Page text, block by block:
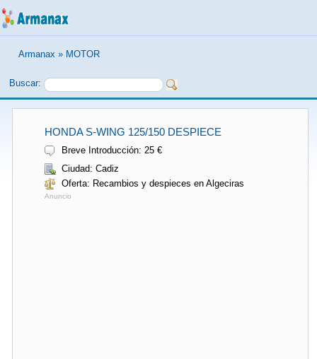
Armanax » MOTOR
Buscar:
HONDA S-WING 125/150 DESPIECE
Breve Introducción: 25 €
Ciudad: Cadiz
Oferta: Recambios y despieces en Algeciras
Anuncio